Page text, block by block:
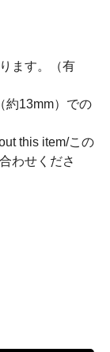
ます。（有
約13mm）での
this item/この
わせくださ